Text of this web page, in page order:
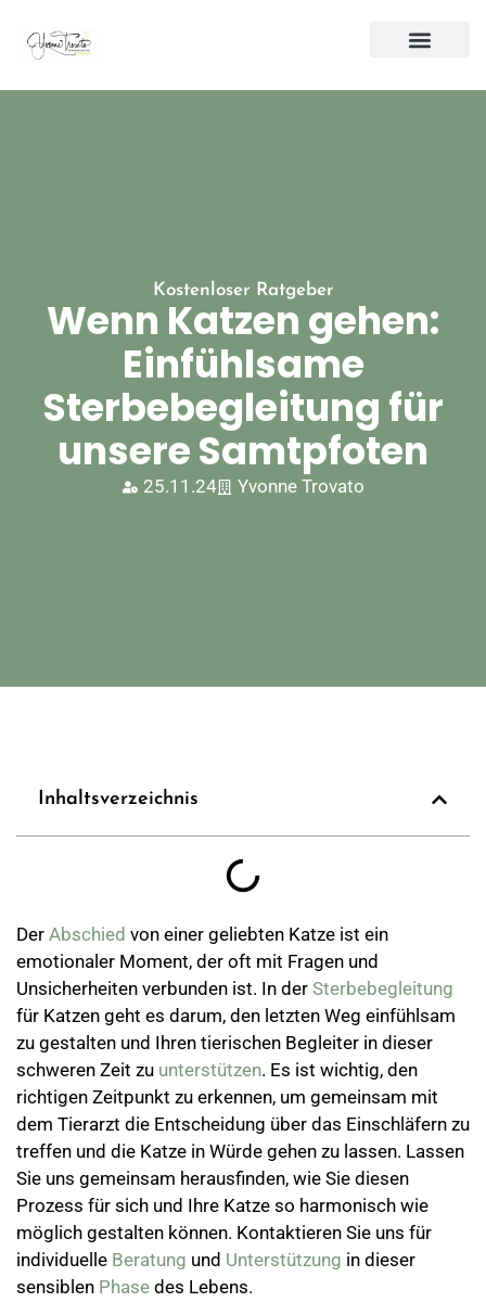
Kostenloser Ratgeber
Wenn Katzen gehen:
Einfühlsame
Sterbebegleitung für
unsere Samtpfoten
25.11.24 Yvonne Trovato
Inhaltsverzeichnis
Der Abschied von einer geliebten Katze ist ein
emotionaler Moment, der oft mit Fragen und
Unsicherheiten verbunden ist. In der Sterbebegleitung
für Katzen geht es darum, den letzten Weg einfühlsam
zu gestalten und Ihren tierischen Begleiter in dieser
schweren Zeit zu unterstützen. Es ist wichtig, den
richtigen Zeitpunkt zu erkennen, um gemeinsam mit
dem Tierarzt die Entscheidung über das Einschläfern zu
treffen und die Katze in Würde gehen zu lassen. Lassen
Sie uns gemeinsam herausfinden, wie Sie diesen
Prozess für sich und Ihre Katze so harmonisch wie
möglich gestalten können. Kontaktieren Sie uns für
individuelle Beratung und Unterstützung in dieser
sensiblen Phase des Lebens.